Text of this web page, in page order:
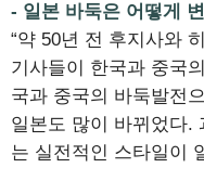
- 일본 바둑은 어떻게
“약 50년 전 후지사와
기사들이 한국과 중국
국과 중국의 바둑발전
일본도 많이 바뀌었다.
는 실전적인 스타일이